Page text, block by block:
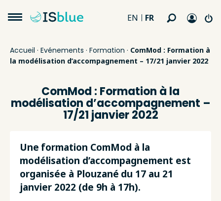
EN FR
Accueil · Evénements · Formation · ComMod : Formation à
la modélisation d’accompagnement – 17/21 janvier 2022
ComMod : Formation à la
modélisation d’accompagnement –
17/21 janvier 2022
Une formation ComMod à la
modélisation d’accompagnement est
organisée à Plouzané du 17 au 21
janvier 2022 (de 9h à 17h).